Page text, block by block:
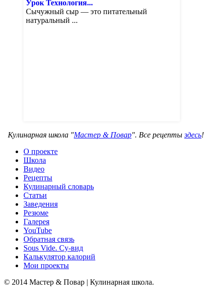
Урок Технология...
Сычужный сыр — это питательный
натуральный ...
Кулинарная школа "Мастер & Повар". Все рецептыздесь!
О проекте
Школа
Видео
Рецепты
Кулинарный словарь
Статьи
Заведения
Резюме
Галерея
YouTube
Обратная связь
Sous Vide. Су-вид
Калькулятор калорий
Мои проекты
© 2014 Мастер & Повар | Кулинарная школа.